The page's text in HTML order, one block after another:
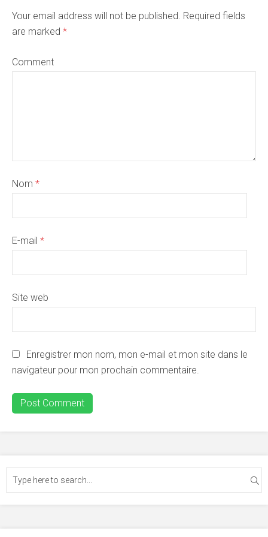
Your email address will not be published. Required fields
are marked *
Comment
Nom *
E-mail *
Site web
Enregistrer mon nom, mon e-mail et mon site dans le
navigateur pour mon prochain commentaire.